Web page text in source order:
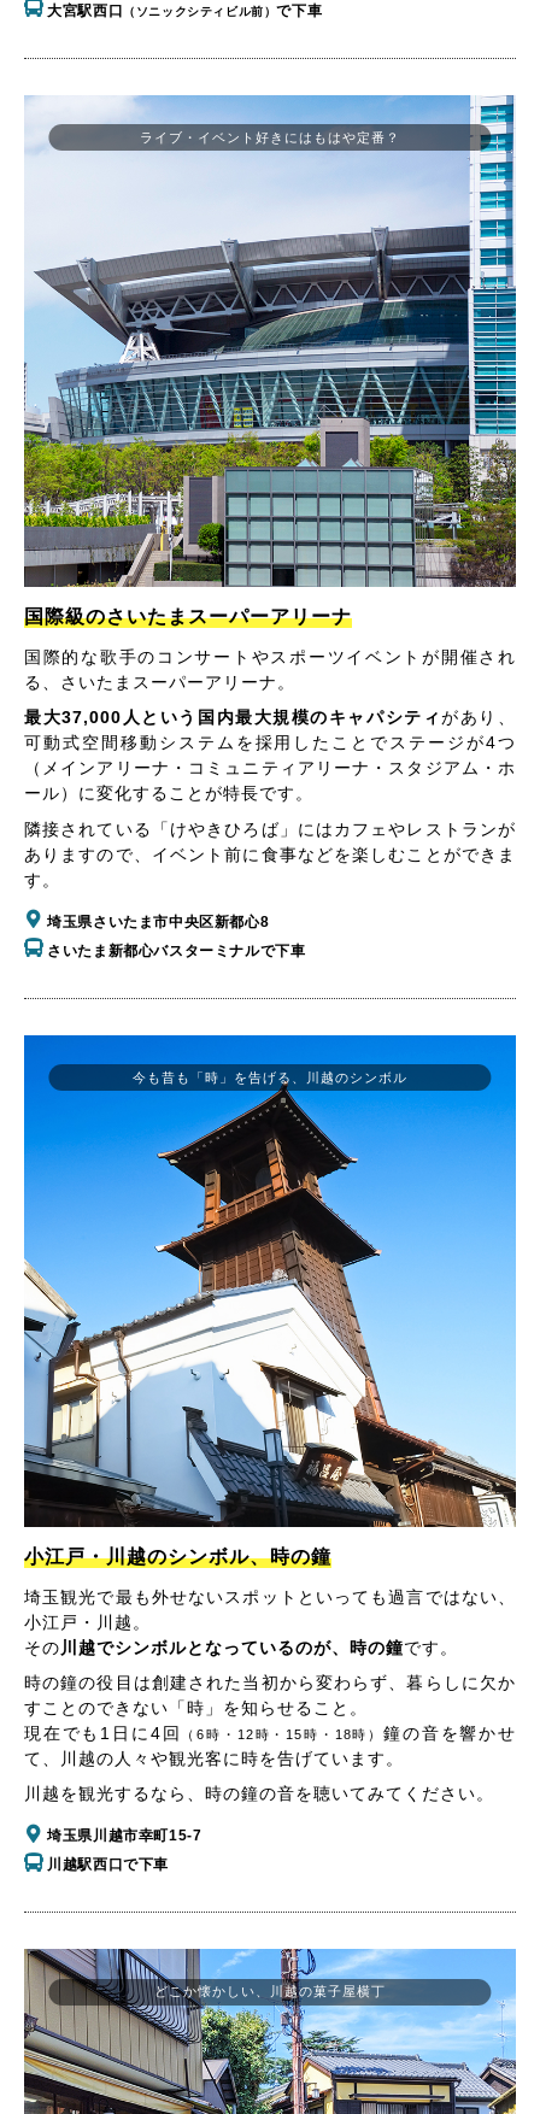
大宮駅西口
（ソニックシティビル前）で下車
国際級のさいたまスーパーアリーナ
国際的な歌手のコンサートやスポーツイベントが開催され
る、さいたまスーパーアリーナ。
最大37,000人という国内最大規模のキャパシティがあり、
可動式空間移動システムを採用したことでステージが4つ
（メインアリーナ・コミュニティアリーナ・スタジアム・ホ
ール）に変化することが特長です。
隣接されている「けやきひろば」にはカフェやレストランが
ありますので、イベント前に食事などを楽しむことができま
す。
埼玉県さいたま市中央区新都心8
さいたま新都心バスターミナルで下車
ライブ・イベント好きにはもはや定番？
今も昔も「時」を告げる、川越のシンボル
小江戸・川越のシンボル、時の鐘
埼玉観光で最も外せないスポットといっても過言ではない、
小江戸・川越。
その川越でシンボルとなっているのが、時の鐘です。
時の鐘の役目は創建された当初から変わらず、暮らしに欠か
すことのできない「時」を知らせること。
現在でも1日に4回
（6時・12時・15時・18時）鐘の音を響かせ
て、川越の人々や観光客に時を告げています。
川越を観光するなら、時の鐘の音を聴いてみてください。
埼玉県川越市幸町15-7
川越駅西口で下車
どこか懐かしい、川越の菓子屋横丁